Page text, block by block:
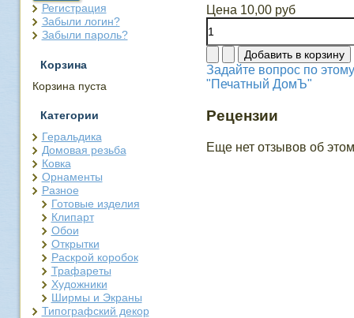
Регистрация
Забыли логин?
Забыли пароль?
Корзина
Корзина пуста
Категории
Геральдика
Домовая резьба
Ковка
Орнаменты
Разное
Готовые изделия
Клипарт
Обои
Открытки
Раскрой коробок
Трафареты
Художники
Ширмы и Экраны
Типографский декор
Цена 10,00 руб
Задайте вопрос по
"Печатный ДомЪ"
Рецензии
Еще нет отзывов об